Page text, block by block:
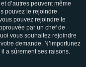
d’autres peuvent même
pouvez le rejoindre
pouvez rejoindre le
par un chef de
vous souhaitez rejoindre
demande. N’importunez
a sûrement ses raisons.